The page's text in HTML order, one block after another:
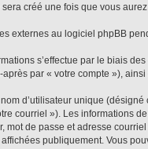
créé une fois que vous
externes au logiciel phpBB
s’effectue par le biais
par « votre compte »),
d’utilisateur unique
courriel »). Les informations
mot de passe et adresse
publiquement. Vous